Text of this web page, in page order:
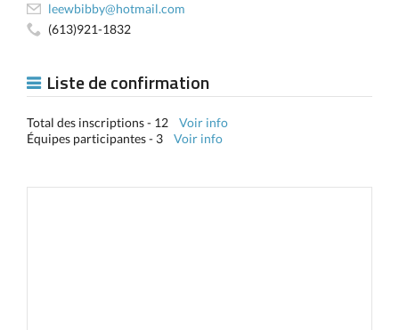
leewbibby@hotmail.com
(613)921-1832
Liste de confirmation
Total des inscriptions - 12 Voir info
Équipes participantes - 3 Voir info